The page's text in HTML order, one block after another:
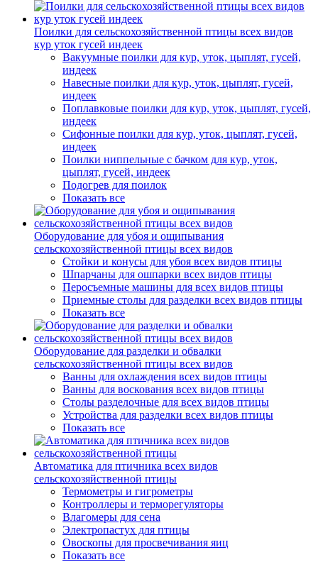
Поилки для сельскохозяйственной птицы всех видов
кур уток гусей индеек
Вакуумные поилки для кур, уток, цыплят, гусей,
индеек
Навесные поилки для кур, уток, цыплят, гусей,
индеек
Поплавковые поилки для кур, уток, цыплят, гусей,
индеек
Сифонные поилки для кур, уток, цыплят, гусей,
индеек
Поилки ниппельные с бачком для кур, уток,
цыплят, гусей, индеек
Подогрев для поилок
Показать все
Оборудование для убоя и ощипывания
сельскохозяйственной птицы всех видов
Стойки и конусы для убоя всех видов птицы
Шпарчаны для ошпарки всех видов птицы
Перосъемные машины для всех видов птицы
Приемные столы для разделки всех видов птицы
Показать все
Оборудование для разделки и обвалки
сельскохозяйственной птицы всех видов
Ванны для охлаждения всех видов птицы
Ванны для воскования всех видов птицы
Столы разделочные для всех видов птицы
Устройства для разделки всех видов птицы
Показать все
Автоматика для птичника всех видов
сельскохозяйственной птицы
Термометры и гигрометры
Контроллеры и терморегуляторы
Влагомеры для сена
Электропастух для птицы
Овоскопы для просвечивания яиц
Показать все